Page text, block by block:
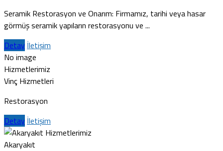
Seramik Restorasyon ve Onarım: Firmamız, tarihi veya hasar
görmüş seramik yapıların restorasyonu ve ...
Detay İletişim
No image
Hizmetlerimiz
Vinç Hizmetleri
Restorasyon
Detay İletişim
Hizmetlerimiz
Akaryakıt